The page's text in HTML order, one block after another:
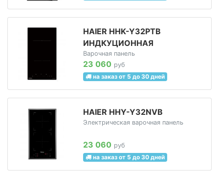
HAIER HHK-Y32PTB
ИНДКУЦИОННАЯ
Варочная панель
23 060 руб
на заказ от 5 до 30 дней
HAIER HHY-Y32NVB
Электрическая варочная панель
23 060 руб
на заказ от 5 до 30 дней